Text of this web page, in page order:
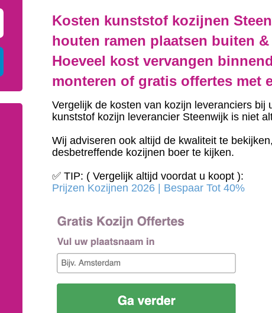
Kosten kunststof kozijnen
houten ramen plaatsen buiten
Hoeveel kost vervangen
monteren of gratis offertes met
Vergelijk de kosten van kozijn leveranciers bij
kunststof kozijn leverancier Steenwijk is niet
Wij adviseren ook altijd de kwaliteit te
desbetreffende kozijnen boer te kijken.
✅ TIP: ( Vergelijk altijd voordat u koopt ):
Prijzen Kozijnen 2026 | Bespaar Tot 40%‎